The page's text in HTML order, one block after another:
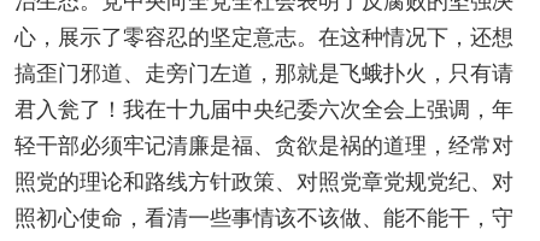
心，展示了零容忍的坚定意志。在这种情况下，还想
搞歪门邪道、走旁门左道，那就是飞蛾扑火，只有请
君入瓮了！我在十九届中央纪委六次全会上强调，年
轻干部必须牢记清廉是福、贪欲是祸的道理，经常对
照党的理论和路线方针政策、对照党章党规党纪、对
照初心使命，看清一些事情该不该做、能不能干，守